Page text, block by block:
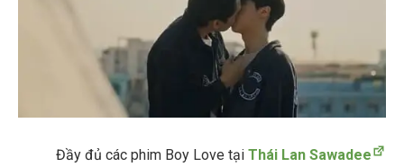
Đầy đủ các phim Boy Love tại Thái Lan Sawadee